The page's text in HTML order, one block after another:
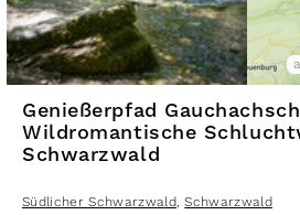
Genießerpfad
Wildromantische
Schwarzwald
Südlicher Schwarzwald, Schwarzwald